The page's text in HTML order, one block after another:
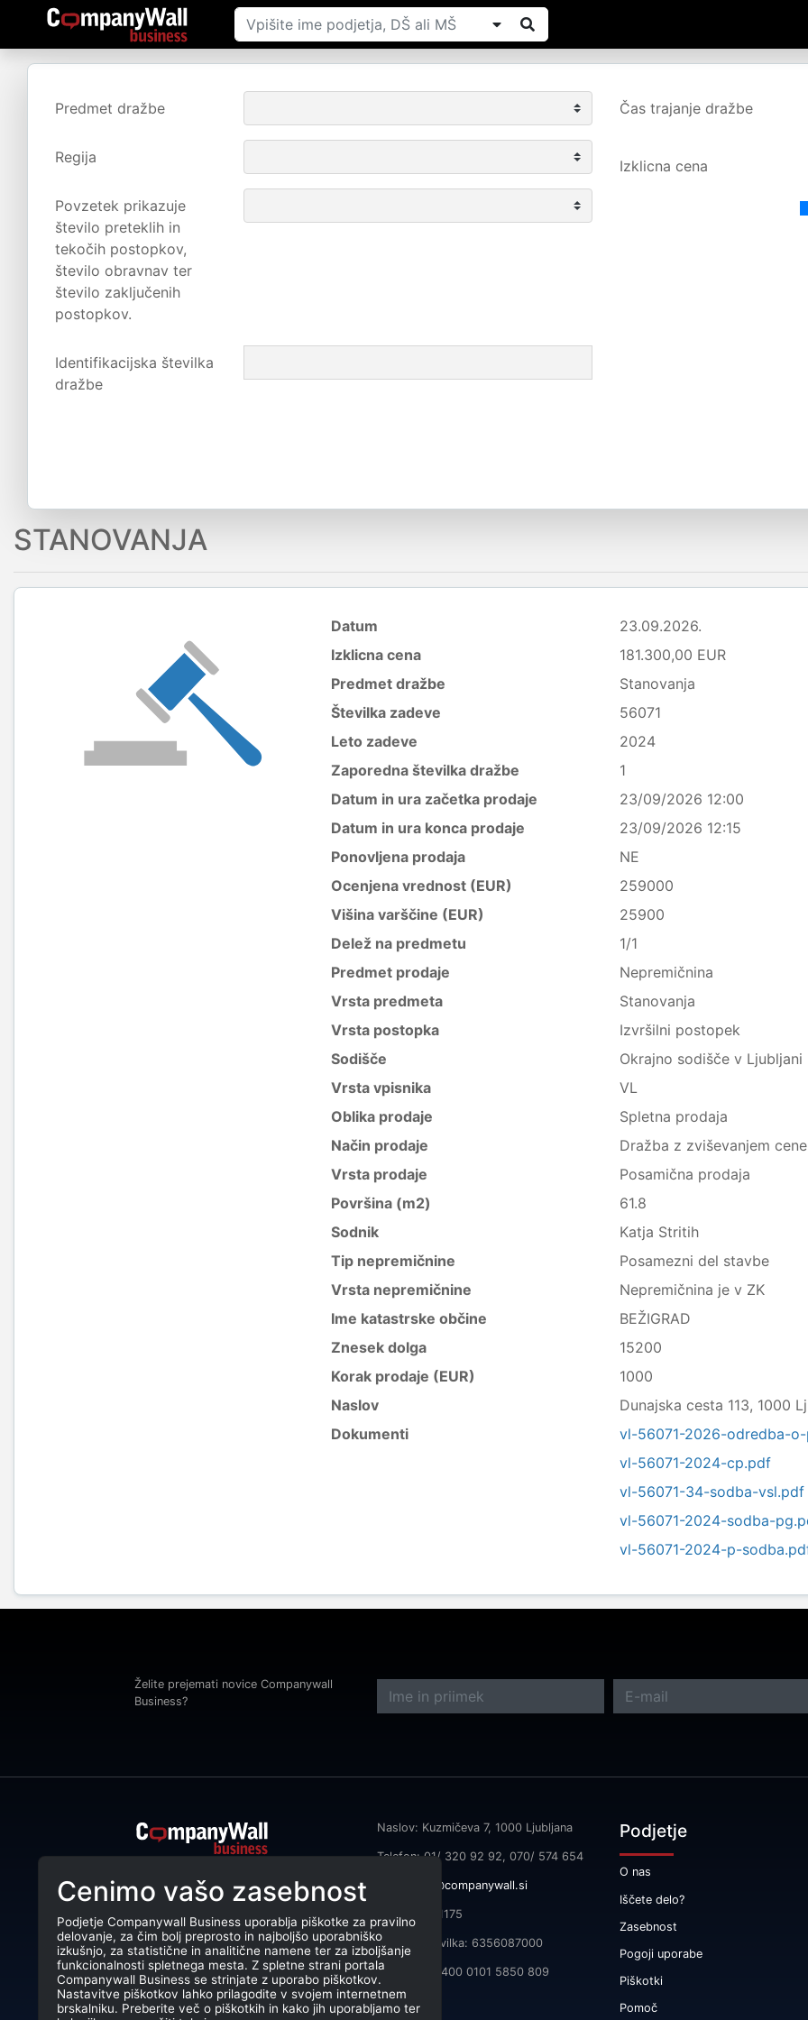
Predmet dražbe
Regija
Povzetek prikazuje
število preteklih in
tekočih postopkov,
število obravnav ter
število zaključenih
postopkov.
Identifikacijska številka
dražbe
Čas trajanje dražbe
Izklicna cena
STANOVANJA
Datum
23.09.2026.
Izklicna cena
181.300,00 EUR
Predmet dražbe
Stanovanja
Številka zadeve
56071
Leto zadeve
2024
Zaporedna številka dražbe
1
Datum in ura začetka prodaje
23/09/2026 12:00
Datum in ura konca prodaje
23/09/2026 12:15
Ponovljena prodaja
NE
Ocenjena vrednost (EUR)
259000
Višina varščine (EUR)
25900
Delež na predmetu
1/1
Predmet prodaje
Nepremičnina
Vrsta predmeta
Stanovanja
Vrsta postopka
Izvršilni postopek
Sodišče
Okrajno sodišče v Ljubljani
Vrsta vpisnika
VL
Oblika prodaje
Spletna prodaja
Način prodaje
Dražba z zviševanjem cene
Vrsta prodaje
Posamična prodaja
Površina (m2)
61.8
Sodnik
Katja Stritih
Tip nepremičnine
Posamezni del stavbe
Vrsta nepremičnine
Nepremičnina je v ZK
Ime katastrske občine
BEŽIGRAD
Znesek dolga
15200
Korak prodaje (EUR)
1000
Naslov
Dunajska cesta 113, 1000
Dokumenti
vl-56071-2026-odredba-
vl-56071-2024-cp.pdf
vl-56071-34-sodba-vsl.pdf
vl-56071-2024-sodba-
vl-56071-2024-p-
Želite prejemati novice Companywall
Business?
podjetjem pomaga izboljšati
poslovanje z iskanjem in povezovanjem
strank.
CompanyWall Business © 2026
Naslov: Kuzmičeva 7, 1000 Ljubljana
Telefon: 01/ 320 92 92, 070/ 574 654
info@companywall.si
DŠ: SI55591175
Matična številka: 6356087000
TRR: SI56 3400 0101 5850 809
Podjetje
O nas
Iščete delo?
Zasebnost
Pogoji uporabe
Piškotki
Pomoč
Cenimo vašo zasebnost
Podjetje Companywall Business uporablja piškotke za pravilno
delovanje, za čim bolj preprosto in najboljšo uporabniško
izkušnjo, za statistične in analitične namene ter za izboljšanje
funkcionalnosti spletnega mesta. Z spletne strani portala
Companywall Business se strinjate z uporabo piškotkov.
Nastavitve piškotkov lahko prilagodite v svojem internetnem
brskalniku. Preberite več o piškotkih in kako jih uporabljamo ter